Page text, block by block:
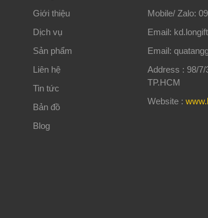
Giới thiệu
Dịch vụ
Sản phẩm
Liên hệ
Tin tức
Bản đồ
Blog
Mobile/ Zalo:
Email:
Email:
Address : 98/7/
TP.HCM
Website :